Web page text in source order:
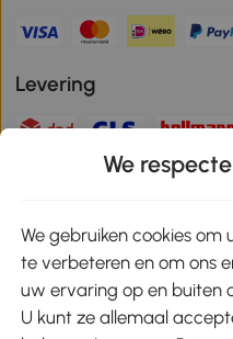
Levering
Download de app en
We
We gebruiken cookies
te verbeteren en om ons
uw ervaring op en buiten
U kunt ze allemaal